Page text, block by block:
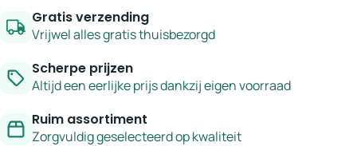
aantalGratis verzending
Vrijwel alles gratis thuisbezorgd
Scherpe prijzen
Altijd een eerlijke prijs dankzij eigen voorraad
Ruim assortiment
Zorgvuldig geselecteerd op kwaliteit